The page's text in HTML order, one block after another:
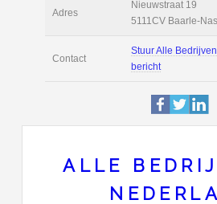
Adres
Contact
ALLE